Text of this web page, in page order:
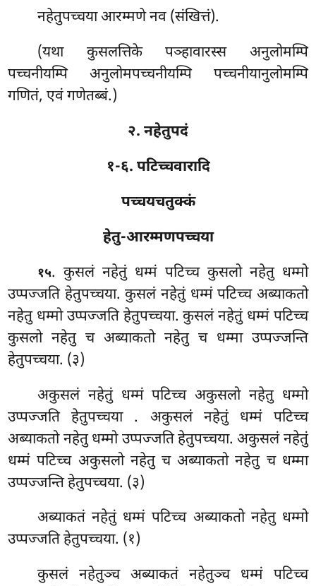
नहेतुपच्चयाआरम्मणे नव (संखित्तं).
(यथा कुसलत्तिके पञ्हावारस्स अनुलोमम्पि
पच्चनीयम्पि अनुलोमपच्चनीयम्पि पच्चनीयानुलोमम्पि
गणितं, एवं गणेतब्बं.)
२. नहेतुपदं
१-६. पटिच्चवारादि
पच्चयचतुक्कं
हेतु-आरम्मणपच्चया
१५. कुसलं नहेतुं धम्मं पटिच्च कुसलो नहेतु धम्मो
उप्पज्जति हेतुपच्चया. कुसलं नहेतुं धम्मं पटिच्च अब्याकतो
नहेतु धम्मो उप्पज्जति हेतुपच्चया. कुसलं नहेतुं धम्मं पटिच्च
कुसलो नहेतु च अब्याकतो नहेतु च धम्मा उप्पज्जन्ति
हेतुपच्चया. (३)
अकुसलं नहेतुं धम्मं पटिच्च अकुसलो नहेतु धम्मो
उप्पज्जति हेतुपच्चया . अकुसलं नहेतुं धम्मं पटिच्च
अब्याकतो नहेतु धम्मो उप्पज्जति हेतुपच्चया. अकुसलं नहेतुं
धम्मं पटिच्च अकुसलो नहेतु च अब्याकतो नहेतु च धम्मा
उप्पज्जन्ति हेतुपच्चया. (३)
अब्याकतंनहेतुं धम्मं पटिच्च अब्याकतो नहेतु धम्मो
उप्पज्जति हेतुपच्चया. (१)
कुसलं नहेतुञ्च अब्याकतं नहेतुञ्च धम्मं पटिच्च